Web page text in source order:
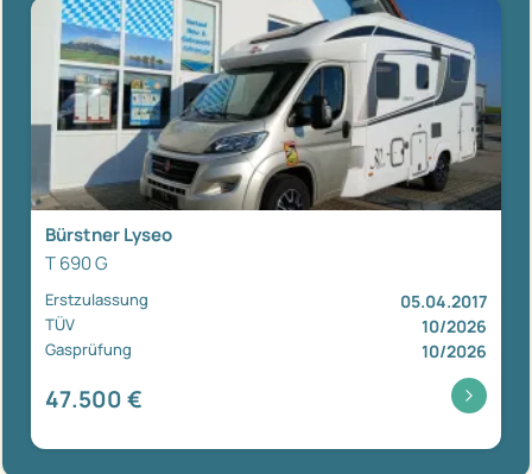
Bürstner Lyseo
T 690 G
Erstzulassung 05.04.2017
TÜV 10/2026
Gasprüfung 10/2026
47.500 €